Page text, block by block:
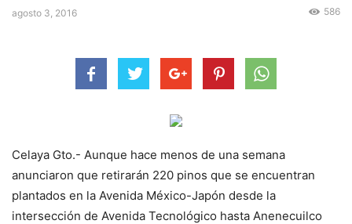
agosto 3, 2016 586
Celaya Gto.- Aunque hace menos de una semana
anunciaron que retirarán 220 pinos que se encuentran
plantados en la Avenida México-Japón desde la
intersección de Avenida Tecnológico hasta Anenecuilco